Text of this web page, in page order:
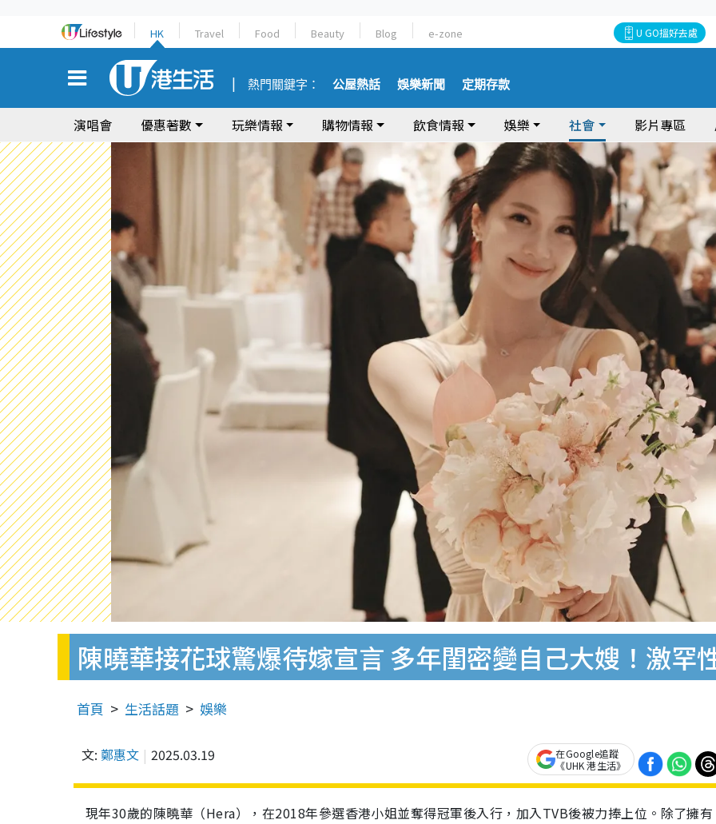
HK Travel Food Beauty Blog e-zone U GO搵好去處
熱門關鍵字： 公屋熱話 娛樂新聞 定期存款
演唱會 優惠著數 玩樂情報 購物情報 飲食情報 娛樂 社會 影片專區
陳曉華接花球驚爆待嫁宣言 多年閨密變自己大嫂！激罕
首頁 生活話題 娛樂
文: 鄭惠文 2025.03.19
在Google追蹤
《UHK 港生活》
現年30歲的陳曉華（Hera），在2018年參選香港小姐並奪得冠軍後入行，加入TVB後被力捧上位。除了擁有